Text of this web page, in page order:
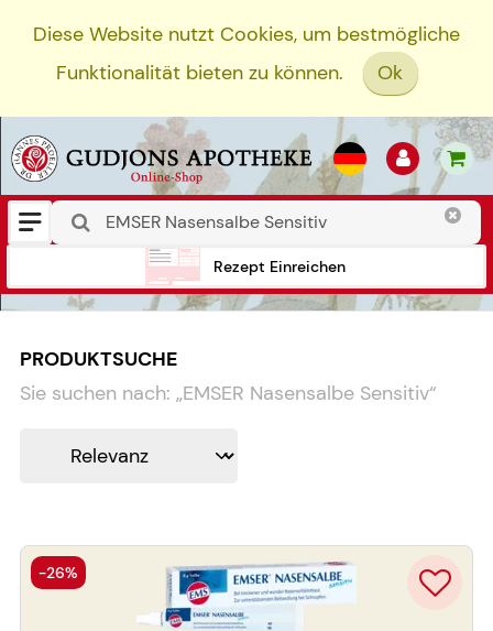
Diese Website nutzt Cookies, um bestmögliche
Funktionalität bieten zu können.
Ok
Rezept Einreichen
PRODUKTSUCHE
Sie suchen nach: „EMSER Nasensalbe Sensitiv“
-26%